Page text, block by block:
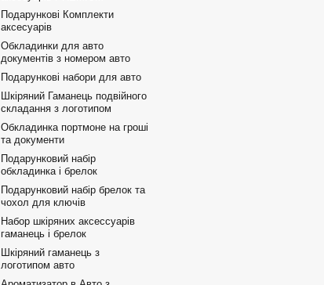
Подарункові Комплекти
аксесуарів
Обкладинки для авто
документів з номером авто
Подарункові набори для авто
Шкіряний Гаманець подвійного
складання з логотипом
Обкладинка портмоне на гроші
та документи
Подарунковий набір
обкладинка і брелок
Подарунковий набір брелок та
чохол для ключів
Набор шкіряних аксессуарів
гаманець і брелок
Шкіряний гаманець з
логотипом авто